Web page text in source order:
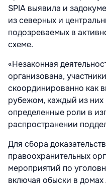
SPIA выявила и
из северных и
подозреваемых в
схеме.
«Незаконная
организована,
скоординированно как
рубежом, каждый из них
определенные роли в
распространении
Для сбора
правоохранительных
мероприятий по
включая обыски в